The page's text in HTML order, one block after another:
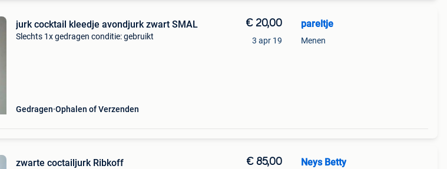
jurk cocktail kleedje avondjurk zwart SMAL
Slechts 1x gedragen conditie: gebruikt
Gedragen Ophalen of Verzenden
€ 20,00
3 apr 19
pareltje
Menen
zwarte coctailjurk Ribkoff € 85,00 Neys Betty